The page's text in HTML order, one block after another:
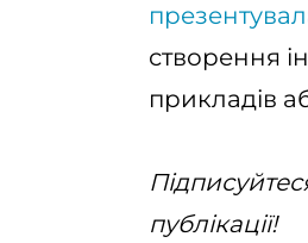
створення
прикладів
публікації!